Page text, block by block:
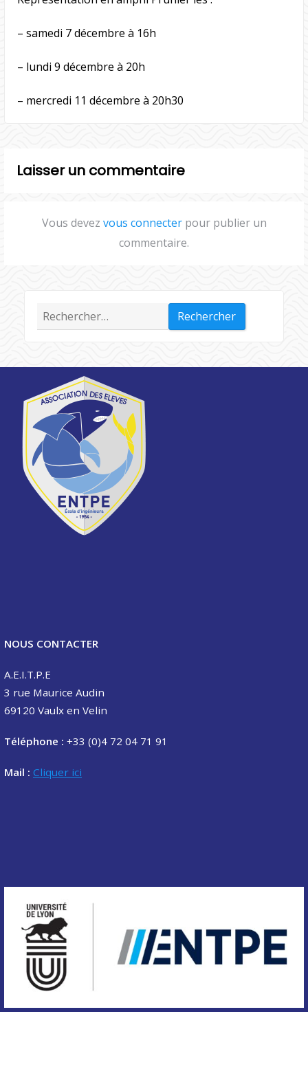
– samedi 7 décembre à 16h
– lundi 9 décembre à 20h
– mercredi 11 décembre à 20h30
Laisser un commentaire
Vous devez vous connecterpour publier un
commentaire.
Rechercher :
NOUS CONTACTER
A.E.I.T.P.E
3 rue Maurice Audin
69120 Vaulx en Velin
Téléphone : +33 (0)4 72 04 71 91
Mail : Cliquer ici